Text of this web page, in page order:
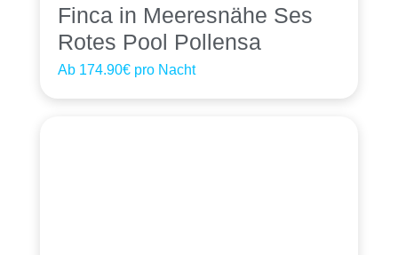
Finca in Meeresnähe Ses
Rotes Pool Pollensa
Ab 174.90€ pro Nacht